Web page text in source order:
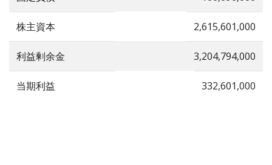
株主資本 2,615,601,000
利益剰余金 3,204,794,000
当期利益 332,601,000